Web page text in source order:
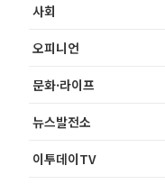
사회
오피니언
문화·라이프
뉴스발전소
이투데이TV